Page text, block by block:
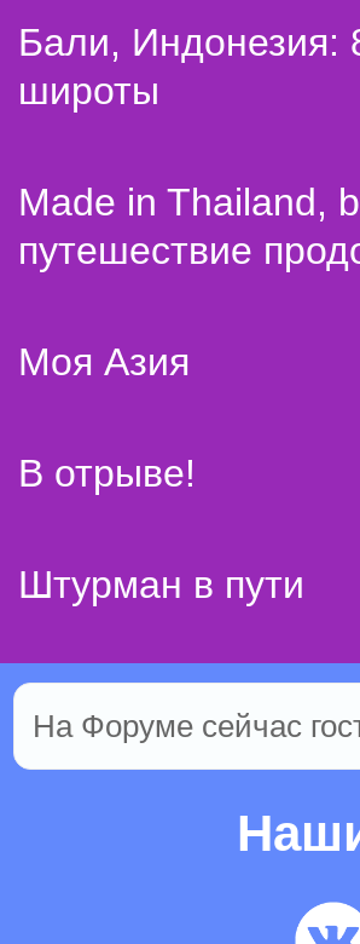
Бали, Индонезия:
широты
Made in Thailand,
путешествие
Моя Азия
В отрыве!
Штурман в пути
На Форуме сейчас